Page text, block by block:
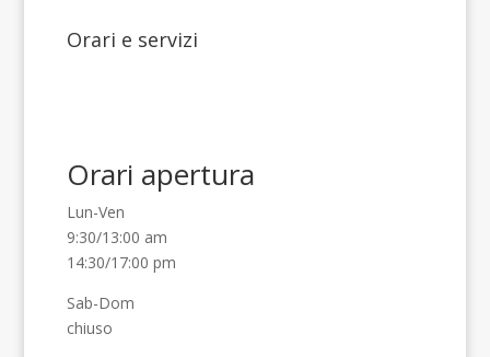
Orari e servizi
Orari apertura
Lun-Ven
9:30/13:00 am
14:30/17:00 pm
Sab-Dom
chiuso